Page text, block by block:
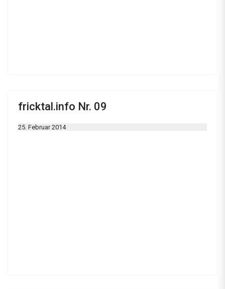
fricktal.info Nr. 09
25. Februar 2014